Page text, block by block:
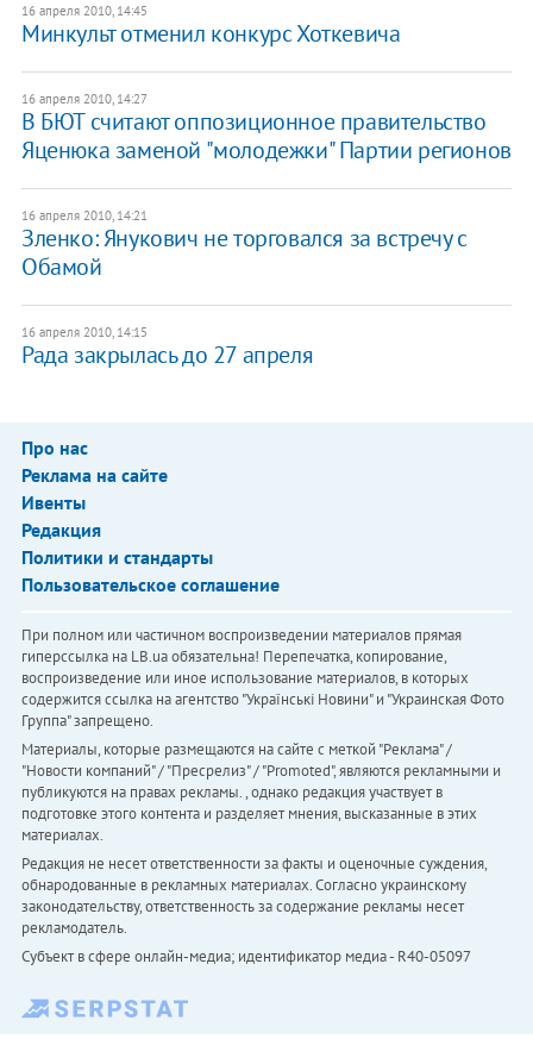
16 апреля 2010, 14:45
Минкульт отменил конкурс Хоткевича
16 апреля 2010, 14:27
В БЮТ считают оппозиционное правительство
Яценюка заменой "молодежки" Партии регионов
16 апреля 2010, 14:21
Зленко: Янукович не торговался за встречу с
Обамой
16 апреля 2010, 14:15
Рада закрылась до 27 апреля
Про нас
Реклама на сайте
Ивенты
Редакция
Политики и стандарты
Пользовательское соглашение
При полном или частичном воспроизведении материалов прямая
гиперссылка на LB.ua обязательна! Перепечатка, копирование,
воспроизведение или иное использование материалов, в которых
содержится ссылка на агентство "Українськi Новини" и "Украинская Фото
Группа" запрещено.
Материалы, которые размещаются на сайте с меткой "Реклама" /
"Новости компаний" / "Пресрелиз" / "Promoted", являются рекламными и
публикуются на правах рекламы. , однако редакция участвует в
подготовке этого контента и разделяет мнения, высказанные в этих
материалах.
Редакция не несет ответственности за факты и оценочные суждения,
обнародованные в рекламных материалах. Согласно украинскому
законодательству, ответственность за содержание рекламы несет
рекламодатель.
Субъект в сфере онлайн-медиа; идентификатор медиа - R40-05097